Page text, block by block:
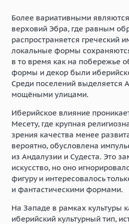
Более вариативными
верховий Эбра, где равным
распространяется греческий
локальные формы
в то время как на побережье
формы и декор были
Среди поселений выделяется
мощёными улицами.
Иберийское влияние
Месету, где крупная
зрения качества менее
вероятно, обусловлена
из Андалузии и Судеста. Это
искусство, но оно
фигуру и интересовалось
и фантастическими формами.
На Западе в рамках культуры
иберийский культурный тип,